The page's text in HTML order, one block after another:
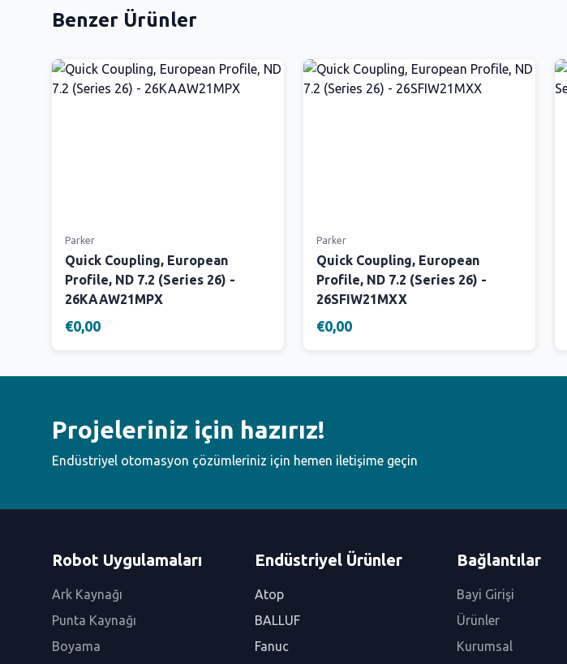
Benzer Ürünler
Parker
Quick Coupling, European
Profile, ND 7.2 (Series 26) -
26KAAW21MPX
€0,00
Parker
Quick Coupling, European
Profile, ND 7.2 (Series 26) -
26SFIW21MXX
€0,00
Projeleriniz için hazırız!
Endüstriyel otomasyon çözümleriniz için hemen iletişime geçin
Robot Uygulamaları
Ark Kaynağı
Punta Kaynağı
Boyama
Endüstriyel Ürünler
Atop
BALLUF
Fanuc
Bağlantılar
Bayi Girişi
Ürünler
Kurumsal